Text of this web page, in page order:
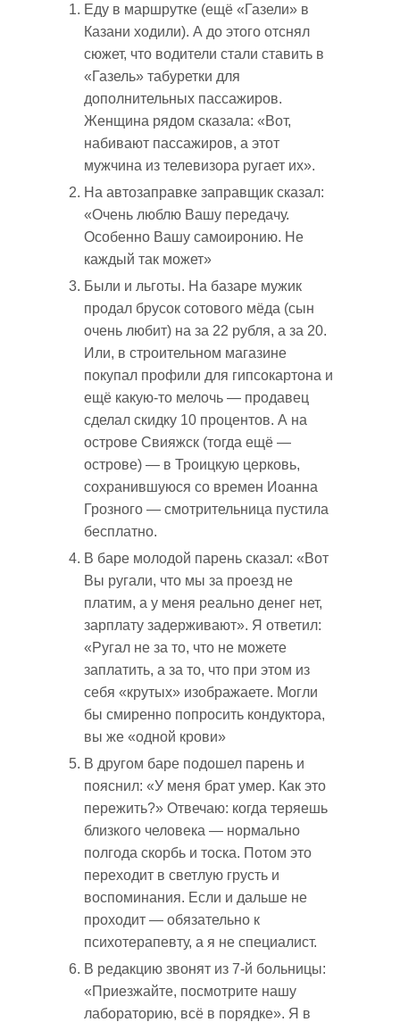
Еду в маршрутке (ещё «Газели» в
Казани ходили). А до этого отснял
сюжет, что водители стали ставить в
«Газель» табуретки для
дополнительных пассажиров.
Женщина рядом сказала: «Вот,
набивают пассажиров, а этот
мужчина из телевизора ругает их».
На автозаправке заправщик сказал:
«Очень люблю Вашу передачу.
Особенно Вашу самоиронию. Не
каждый так может»
Были и льготы. На базаре мужик
продал брусок сотового мёда (сын
очень любит) на за 22 рубля, а за 20.
Или, в строительном магазине
покупал профили для гипсокартона и
ещё какую-то мелочь — продавец
сделал скидку 10 процентов. А на
острове Свияжск (тогда ещё —
острове) — в Троицкую церковь,
сохранившуюся со времен Иоанна
Грозного — смотрительница пустила
бесплатно.
В баре молодой парень сказал: «Вот
Вы ругали, что мы за проезд не
платим, а у меня реально денег нет,
зарплату задерживают». Я ответил:
«Ругал не за то, что не можете
заплатить, а за то, что при этом из
себя «крутых» изображаете. Могли
бы смиренно попросить кондуктора,
вы же «одной крови»
В другом баре подошел парень и
пояснил: «У меня брат умер. Как это
пережить?» Отвечаю: когда теряешь
близкого человека — нормально
полгода скорбь и тоска. Потом это
переходит в светлую грусть и
воспоминания. Если и дальше не
проходит — обязательно к
психотерапевту, а я не специалист.
В редакцию звонят из 7-й больницы:
«Приезжайте, посмотрите нашу
лабораторию, всё в порядке». Я в